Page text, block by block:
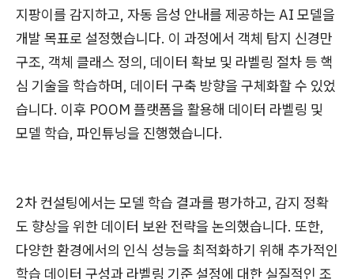
지팡이를 감지하고, 자동 음성 안내를 제공하는 AI 모델을
개발 목표로 설정했습니다. 이 과정에서 객체 탐지 신경만
구조, 객체 클래스 정의, 데이터 확보 및 라벨링 절차 등 핵
심 기술을 학습하며, 데이터 구축 방향을 구체화할 수 있었
습니다. 이후 POOM 플랫폼을 활용해 데이터 라벨링 및
모델 학습, 파인튜닝을 진행했습니다.
2차 컨설팅에서는 모델 학습 결과를 평가하고, 감지 정확
도 향상을 위한 데이터 보완 전략을 논의했습니다. 또한,
다양한 환경에서의 인식 성능을 최적화하기 위해 추가적인
학습 데이터 구성과 라벨링 기준 설정에 대한 실질적인 조